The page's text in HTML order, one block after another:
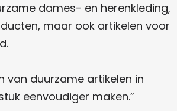
dames- en herenkleding,
maar ook artikelen voor
van duurzame artikelen in
eenvoudiger maken.”